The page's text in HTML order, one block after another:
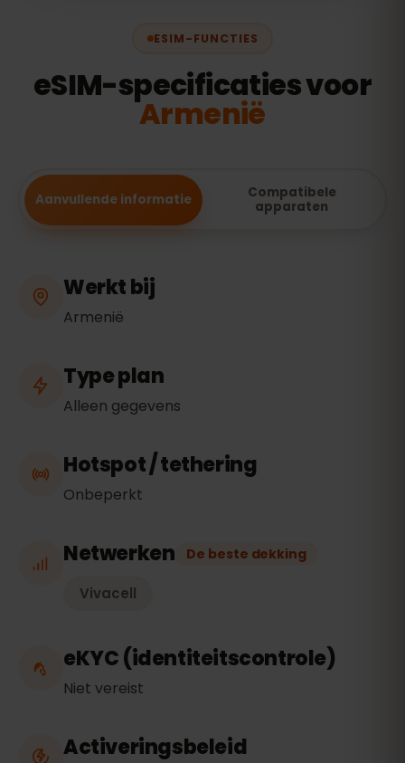
ESIM-FUNCTIES
eSIM-specificaties voor
Armenië
Aanvullende informatie
Compatibele
apparaten
Werkt bij
Armenië
Type plan
Alleen gegevens
Hotspot / tethering
Onbeperkt
Netwerken De beste dekking
Vivacell
eKYC (identiteitscontrole)
Niet vereist
Activeringsbeleid